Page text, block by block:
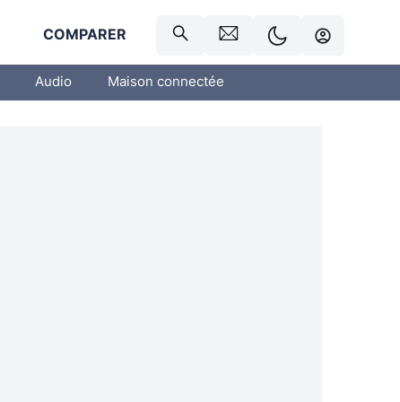
COMPARER
Audio Maison connectée